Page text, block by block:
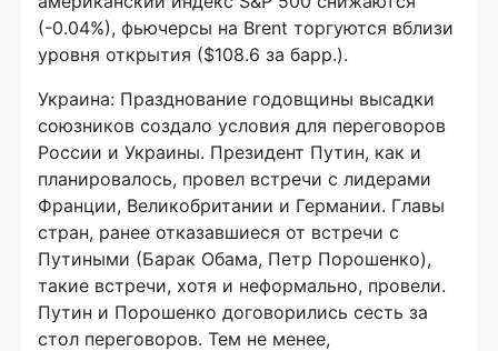
(-0.04%), фьючерсы на Brent торгуются вблизи
уровня открытия ($108.6 за барр.).
Украина: Празднование годовщины высадки
союзников создало условия для переговоров
России и Украины. Президент Путин, как и
планировалось, провел встречи с лидерами
Франции, Великобритании и Германии. Главы
стран, ранее отказавшиеся от встречи с
Путиными (Барак Обама, Петр Порошенко),
такие встречи, хотя и неформально, провели.
Путин и Порошенко договорились сесть за
стол переговоров. Тем не менее,